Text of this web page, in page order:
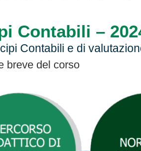
Contabili –
Contabili e di
breve del corso